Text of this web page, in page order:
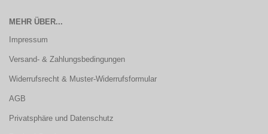
MEHR ÜBER...
Impressum
Versand- & Zahlungsbedingungen
Widerrufsrecht & Muster-Widerrufsformular
AGB
Privatsphäre und Datenschutz